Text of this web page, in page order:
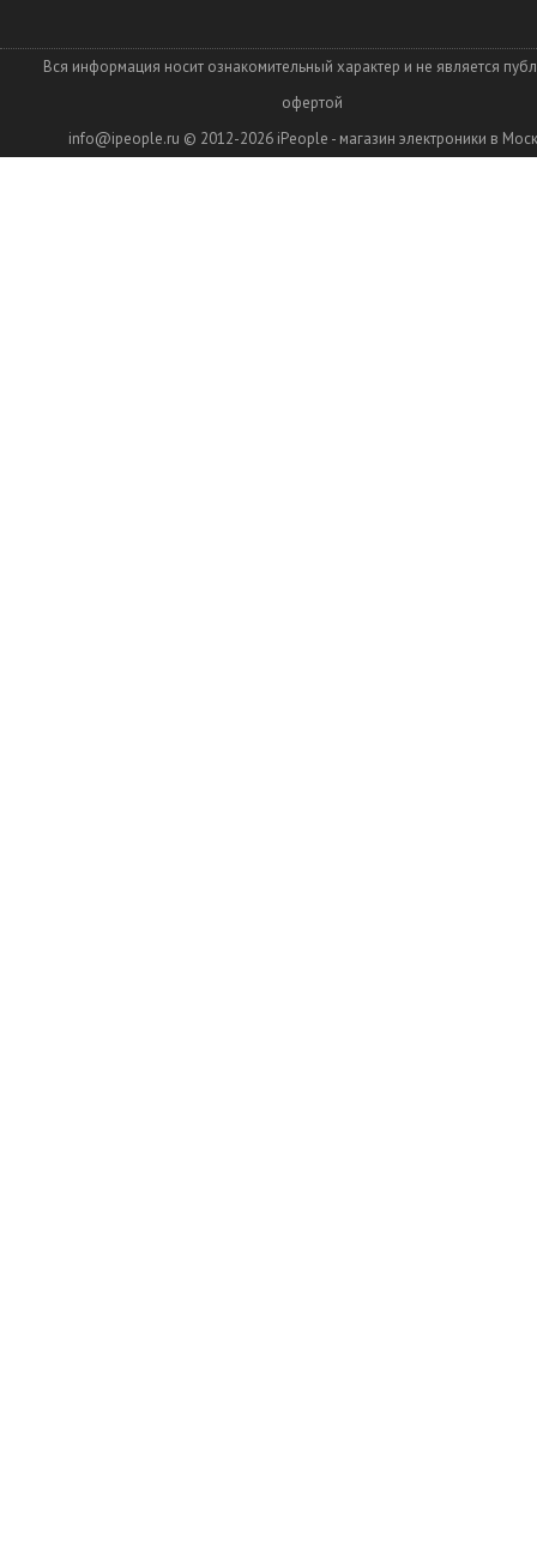
Вся информация носит ознакомительный характер и не является
офертой
info@ipeople.ru © 2012-2026 iPeople - магазин электроники в